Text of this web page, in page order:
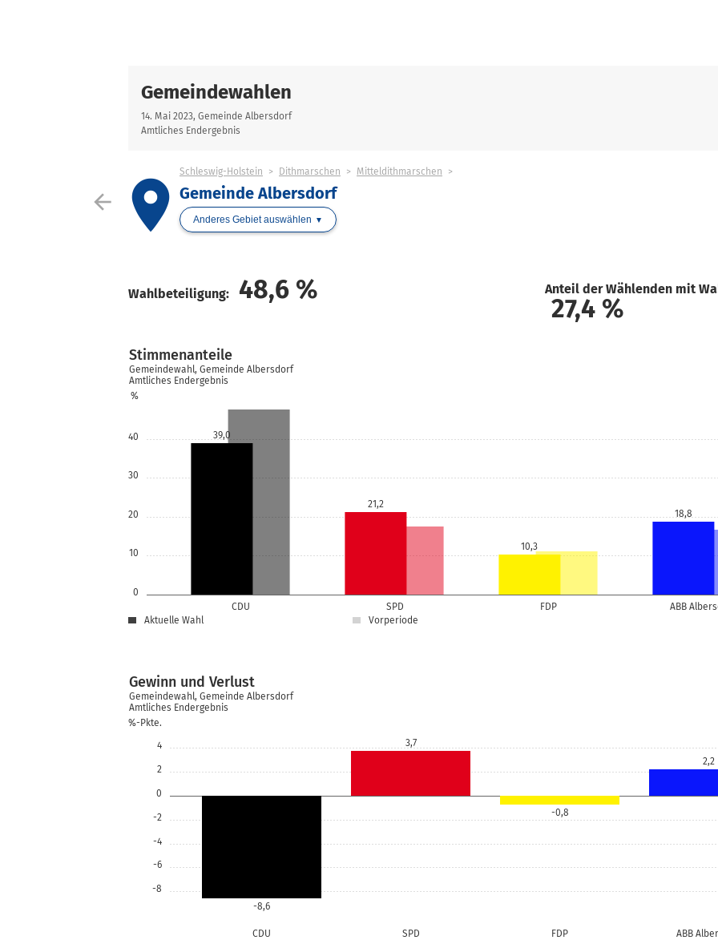
Gemeindewahlen
14. Mai 2023, Gemeinde Albersdorf
Amtliches Endergebnis
arrow_back place
Schleswig-Holstein Dithmarschen Mitteldithmarschen
Gemeinde Albersdorf
Anderes Gebiet auswählen
Wahlbeteiligung: 48,6 % Anteil der Wählenden mit
27,4 %
0
10
20
30
40
%
CDU SPD FDP ABB
39,0
21,2
10,3
18,8
Stimmenanteile
Gemeindewahl, Gemeinde Albersdorf
Amtliches Endergebnis
Aktuelle Wahl Vorperiode
-8
-6
-4
-2
0
2
4
%-Pkte.
CDU SPD FDP ABB
-8,6
3,7
-0,8
2,2
Gewinn und Verlust
Gemeindewahl, Gemeinde Albersdorf
Amtliches Endergebnis